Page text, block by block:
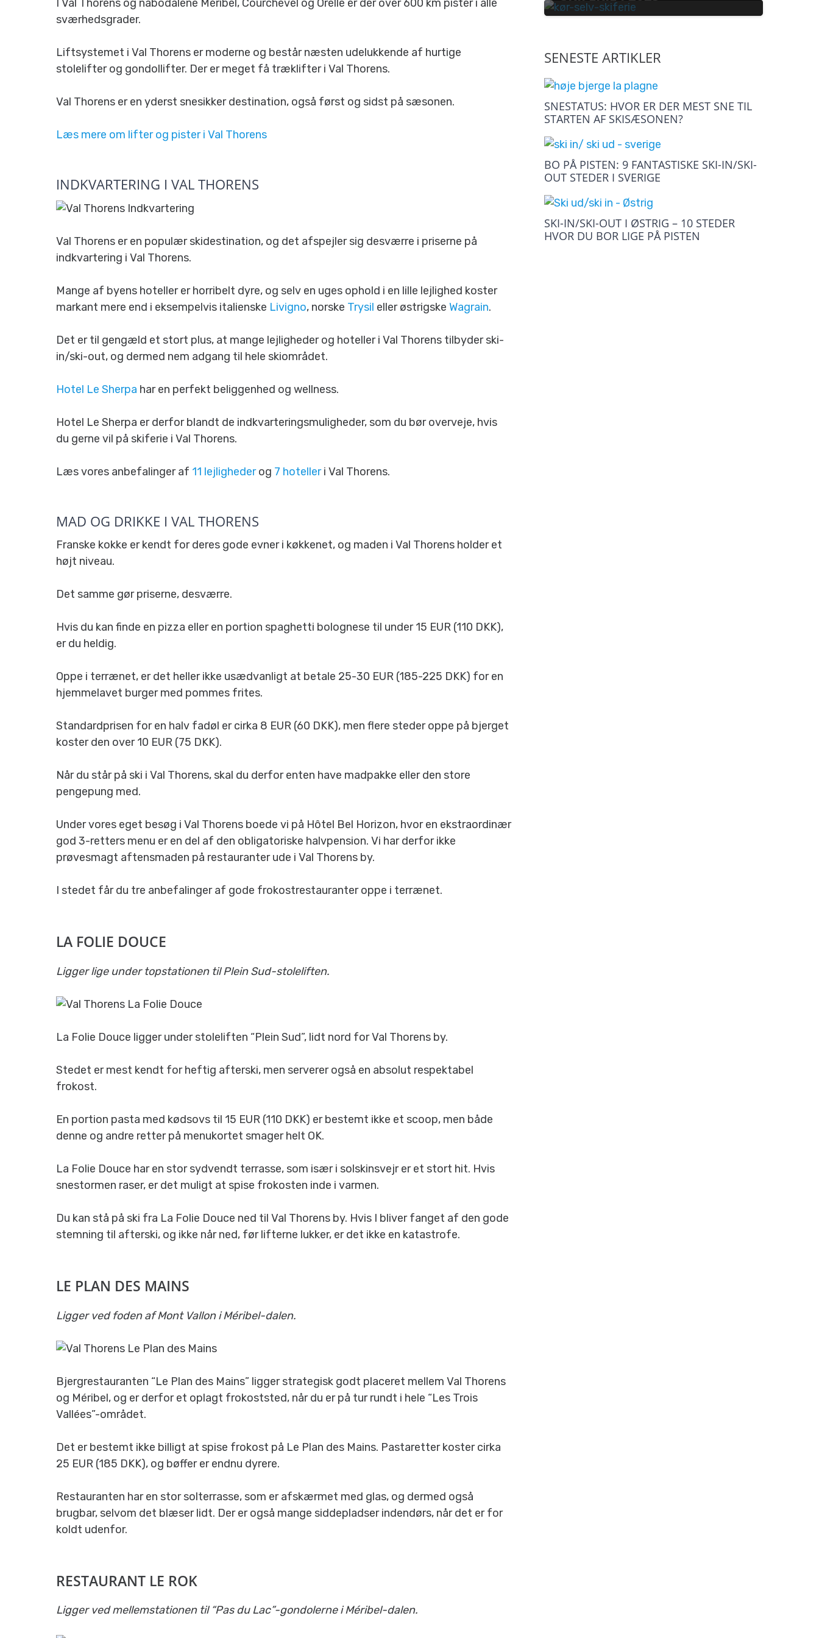
I Val Thorens og nabodalene Méribel, Courchevel og Orelle er der over 600 km pister i alle
sværhedsgrader.
Liftsystemet i Val Thorens er moderne og består næsten udelukkende af hurtige
stolelifter og gondollifter. Der er meget få træklifter i Val Thorens.
Val Thorens er en yderst snesikker destination, også først og sidst på sæsonen.
Læs mere om lifter og pister i Val Thorens
INDKVARTERING I VAL THORENS
Val Thorens er en populær skidestination, og det afspejler sig desværre i priserne på
indkvartering i Val Thorens.
Mange af byens hoteller er horribelt dyre, og selv en uges ophold i en lille lejlighed koster
markant mere end i eksempelvis italienske Livigno, norske Trysil eller østrigske Wagrain.
Det er til gengæld et stort plus, at mange lejligheder og hoteller i Val Thorens tilbyder ski-
in/ski-out, og dermed nem adgang til hele skiområdet.
Hotel Le Sherpa har en perfekt beliggenhed og wellness.
Hotel Le Sherpa er derfor blandt de indkvarteringsmuligheder, som du bør overveje, hvis
du gerne vil på skiferie i Val Thorens.
Læs vores anbefalinger af 11 lejlighederog 7 hotelleri Val Thorens.
MAD OG DRIKKE I VAL THORENS
Franske kokke er kendt for deres gode evner i køkkenet, og maden i Val Thorens holder et
højt niveau.
Det samme gør priserne, desværre.
Hvis du kan finde en pizza eller en portion spaghetti bolognese til under 15 EUR (110 DKK),
er du heldig.
Oppe i terrænet, er det heller ikke usædvanligt at betale 25-30 EUR (185-225 DKK) for en
hjemmelavet burger med pommes frites.
Standardprisen for en halv fadøl er cirka 8 EUR (60 DKK), men flere steder oppe på bjerget
koster den over 10 EUR (75 DKK).
Når du står på ski i Val Thorens, skal du derfor enten have madpakke eller den store
pengepung med.
Under vores eget besøg i Val Thorens boede vi på Hôtel Bel Horizon, hvor en ekstraordinær
god 3-retters menu er en del af den obligatoriske halvpension. Vi har derfor ikke
prøvesmagt aftensmaden på restauranter ude i Val Thorens by.
I stedet får du tre anbefalinger af gode frokostrestauranter oppe i terrænet.
LA FOLIE DOUCE
Ligger lige under topstationen til Plein Sud-stoleliften.
La Folie Douce ligger under stoleliften “Plein Sud”, lidt nord for Val Thorens by.
Stedet er mest kendt for heftig afterski, men serverer også en absolut respektabel
frokost.
En portion pasta med kødsovs til 15 EUR (110 DKK) er bestemt ikke et scoop, men både
denne og andre retter på menukortet smager helt OK.
La Folie Douce har en stor sydvendt terrasse, som især i solskinsvejr er et stort hit. Hvis
snestormen raser, er det muligt at spise frokosten inde i varmen.
Du kan stå på ski fra La Folie Douce ned til Val Thorens by. Hvis I bliver fanget af den gode
stemning til afterski, og ikke når ned, før lifterne lukker, er det ikke en katastrofe.
LE PLAN DES MAINS
Ligger ved foden af Mont Vallon i Méribel-dalen.
Bjergrestauranten “Le Plan des Mains” ligger strategisk godt placeret mellem Val Thorens
og Méribel, og er derfor et oplagt frokoststed, når du er på tur rundt i hele “Les Trois
Vallées”-området.
Det er bestemt ikke billigt at spise frokost på Le Plan des Mains. Pastaretter koster cirka
25 EUR (185 DKK), og bøffer er endnu dyrere.
Restauranten har en stor solterrasse, som er afskærmet med glas, og dermed også
brugbar, selvom det blæser lidt. Der er også mange siddepladser indendørs, når det er for
koldt udenfor.
RESTAURANT LE ROK
Ligger ved mellemstationen til “Pas du Lac”-gondolerne i Méribel-dalen.
SENESTE ARTIKLER
SNESTATUS: HVOR ER DER MEST SNE TIL
STARTEN AF SKISÆSONEN?
BO PÅ PISTEN: 9 FANTASTISKE SKI-IN/SKI-
OUT STEDER I SVERIGE
SKI-IN/SKI-OUT I ØSTRIG – 10 STEDER
HVOR DU BOR LIGE PÅ PISTEN